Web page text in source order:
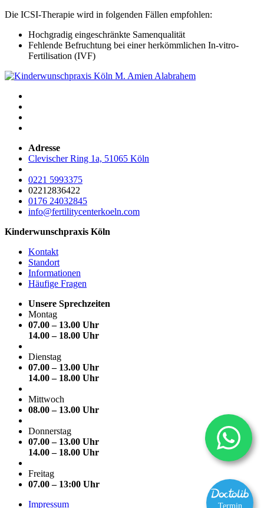
Die ICSI-Therapie wird in folgenden Fällen empfohlen:
Hochgradig eingeschränkte Samenqualität
Fehlende Befruchtung bei einer herkömmlichen In-vitro-
Fertilisation (IVF)
Adresse
Clevischer Ring 1a, 51065 Köln
0221 5993375
02212836422
0176 24032845
info@fertilitycenterkoeln.com
Kinderwunschpraxis Köln
Kontakt
Standort
Informationen
Häufige Fragen
Unsere Sprechzeiten
Montag
07.00 – 13.00 Uhr
14.00 – 18.00 Uhr
Dienstag
07.00 – 13.00 Uhr
14.00 – 18.00 Uhr
Mittwoch
08.00 – 13.00 Uhr
Donnerstag
07.00 – 13.00 Uhr
14.00 – 18.00 Uhr
Freitag
07.00 – 13:00 Uhr
Impressum
Termin